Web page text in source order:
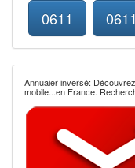
0611
Annuaier inversé:
mobile...en France.